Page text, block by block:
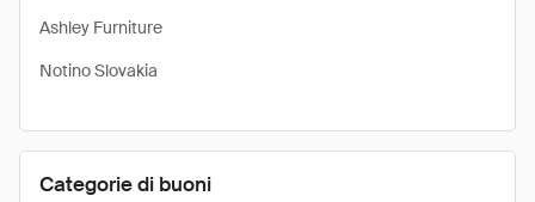
Ashley Furniture
Notino Slovakia
Categorie di buoni